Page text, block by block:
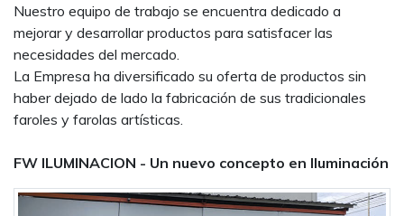
Nuestro equipo de trabajo se encuentra dedicado a
mejorar y desarrollar productos para satisfacer las
necesidades del mercado.
La Empresa ha diversificado su oferta de productos sin
haber dejado de lado la fabricación de sus tradicionales
faroles y farolas artísticas.
FW ILUMINACION - Un nuevo concepto en Iluminación